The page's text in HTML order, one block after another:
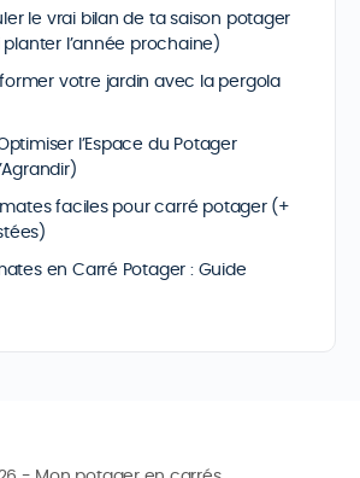
le vrai bilan de ta saison potager
l’année prochaine)
votre jardin avec la pergola
l’Espace du Potager
faciles pour carré potager (+
en Carré Potager : Guide